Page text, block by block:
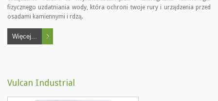
fizycznego uzdatniania wody, która ochroni twoje rury i urządzenia przed
osadami kamiennymi i rdzą.
Więcej...
Vulcan Industrial